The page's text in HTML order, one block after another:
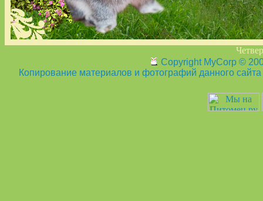
Copyright MyCorp ©
Копирование материалов и фотографий данного